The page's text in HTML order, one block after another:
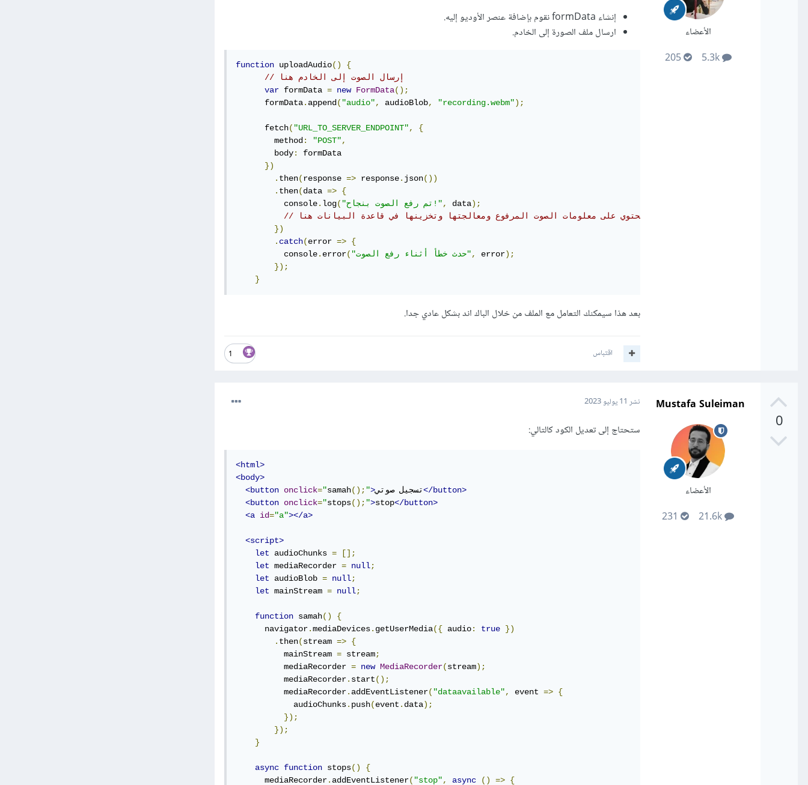
الأعضاء
5.3k
205
إنشاء formData نقوم بإضافة عنصر الأوديو إليه.
ارسال ملف الصورة إلى الخادم.
function uploadAudio()
{
// إرسال الصوت إلى الخادم هنا
var formData = new FormData();
      formData
. append ( "audio", audioBlob, "recording.webm");
      fetch
( "URL_TO_SERVER_ENDPOINT",
{
        method
: "POST",
        body
:
formData
})
. then(response => response. json())
. then(data => {
          console
. log( "تم رفع الصوت بنجاح!", data);
// استجابة من الخادم تحتوي على معلومات الصوت المرفوع ومعالجتها وتخزينها في قاعدة البيانات هنا
})
. catch(error => {
          console
. error( "حدث خطأ أثناء رفع الصوت", error);
});
}
بعد هذا سيمكنك التعامل مع الملف من خلال الباك اند بشكل عادي جدا.
1 اقتباس
0
Mustafa Suleiman
الأعضاء
نشر 11 يوليو 2023
ستحتاج إلى تعديل الكود كالتالي:
<html>
<body>
<button onclick="samah(); ">تسجيل صوتي</button>
<button onclick="stops(); ">stop</button>
<a id="a"></a>
<script>
let audioChunks =
[];
let mediaRecorder = null;
let audioBlob = null;
let mainStream = null;
function samah()
{
      navigator
.mediaDevices. getUserMedia({ audio: true })
. then(stream => {
          mainStream
= stream;
          mediaRecorder
= new MediaRecorder(stream);
          mediaRecorder
. start();
          mediaRecorder
. addEventListener( "dataavailable", event => {
            audioChunks
. push(event . data);
});
});
}
async function stops()
{
      mediaRecorder
. addEventListener( "stop", async () => {